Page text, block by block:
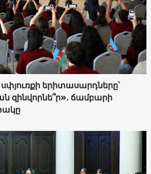
երիտասարդները՝
զինվորնե՞ր»․ ճամբարի